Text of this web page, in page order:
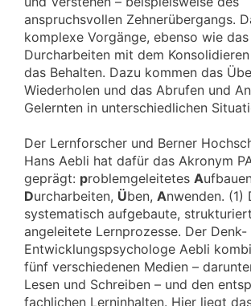
anspruchsvollen Zehnerübergangs.
komplexe Vorgänge, ebenso wie das
Durcharbeiten mit dem
das Behalten. Dazu kommen das
Wiederholen und das Abrufen und
Gelernten in unterschiedlichen
Der Lernforscher und Berner
Hans Aebli hat dafür das Akronym
geprägt: problemgeleitetes A
Durcharbeiten, Üben, Anwenden. (1)
systematisch aufgebaute,
angeleitete Lernprozesse. Der Denk-
Entwicklungspsychologe Aebli
fünf verschiedenen Medien –
Lesen und Schreiben – und den
fachlichen Lerninhalten. Hier liegt